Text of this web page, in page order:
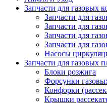
Запчасти для газовых
Запчасти для
Запчасти для
Запчасти для
Запчасти для
Насосы
Запчасти для газовых
Блоки розжига
Форсунки
Конфорки
Крышки